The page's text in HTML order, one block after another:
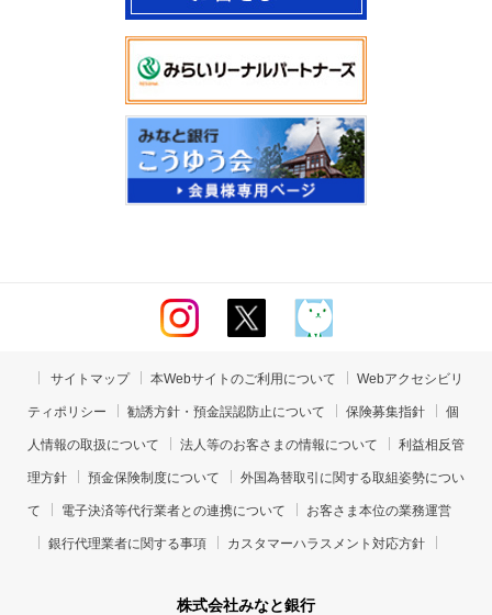
サイトマップ 本Webサイトのご利用について Webアクセシビリ
ティポリシー 勧誘方針・預金誤認防止について 保険募集指針 個
人情報の取扱について 法人等のお客さまの情報について 利益相反管
理方針 預金保険制度について 外国為替取引に関する取組姿勢につい
て 電子決済等代行業者との連携について お客さま本位の業務運営
銀行代理業者に関する事項 カスタマーハラスメント対応方針
株式会社みなと銀行